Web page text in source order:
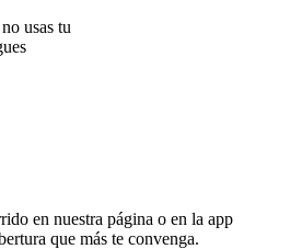
usas tu
en nuestra página o en la app
que más te convenga.